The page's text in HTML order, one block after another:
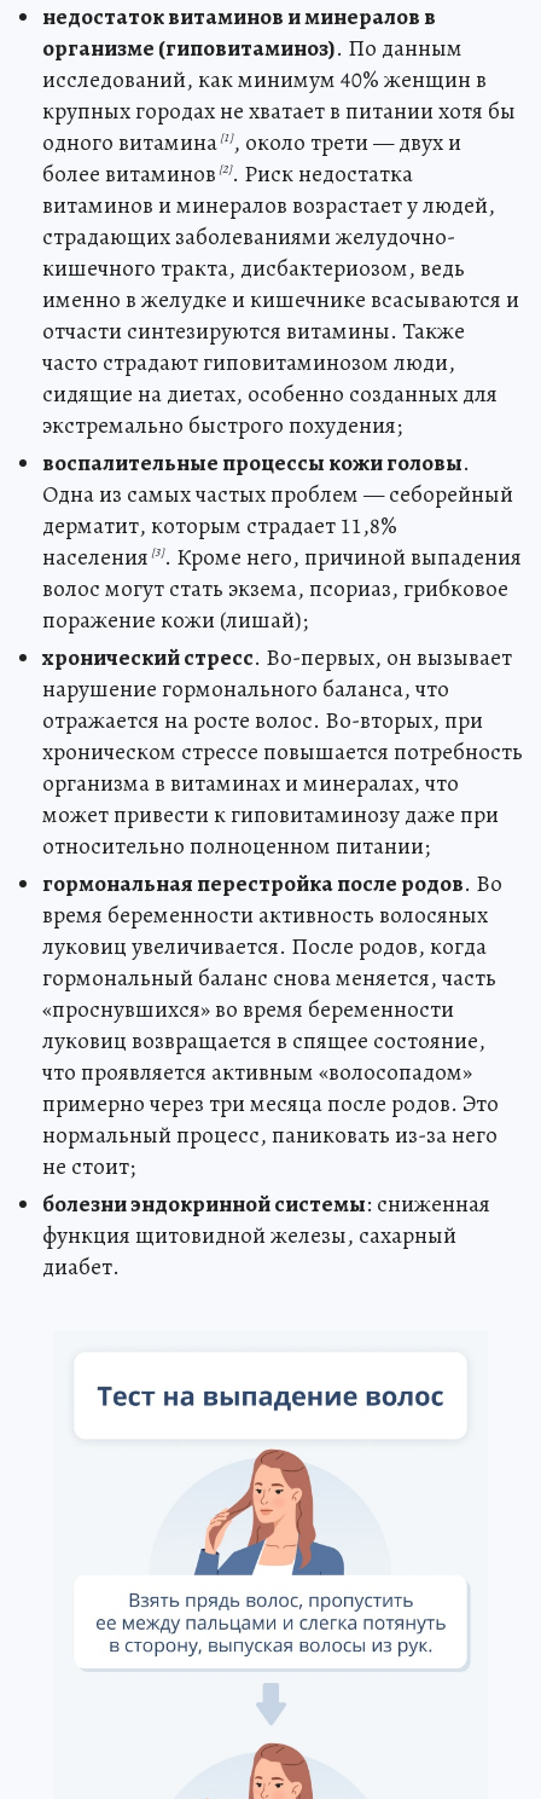
недостаток витаминов и минералов в
организме (гиповитаминоз). По данным
исследований, как минимум 40% женщин в
крупных городах не хватает в питании хотя бы
одного витамина [1], около трети — двух и
более витаминов [2]. Риск недостатка
витаминов и минералов возрастает у людей,
страдающих заболеваниями желудочно-
кишечного тракта, дисбактериозом, ведь
именно в желудке и кишечнике всасываются и
отчасти синтезируются витамины. Также
часто страдают гиповитаминозом люди,
сидящие на диетах, особенно созданных для
экстремально быстрого похудения;
воспалительные процессы кожи головы.
Одна из самых частых проблем — себорейный
дерматит, которым страдает 11,8%
населения [3]. Кроме него, причиной выпадения
волос могут стать экзема, псориаз, грибковое
поражение кожи (лишай);
хронический стресс. Во-первых, он вызывает
нарушение гормонального баланса, что
отражается на росте волос. Во-вторых, при
хроническом стрессе повышается потребность
организма в витаминах и минералах, что
может привести к гиповитаминозу даже при
относительно полноценном питании;
гормональная перестройка после родов. Во
время беременности активность волосяных
луковиц увеличивается. После родов, когда
гормональный баланс снова меняется, часть
«проснувшихся» во время беременности
луковиц возвращается в спящее состояние,
что проявляется активным «волосопадом»
примерно через три месяца после родов. Это
нормальный процесс, паниковать из-за него
не стоит;
болезни эндокринной системы: сниженная
функция щитовидной железы, сахарный
диабет.